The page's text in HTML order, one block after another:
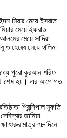
মিয়ার মেয়ে ইসরাত
মেয়ে ইফরাত
মেয়ে সাদিয়া
মেয়ে হালিমা
মধ্যে পুরো কুরআন শরিফ
শেষ হয়। এর আগে গত
প্রিন্সিপাল মুফতি
জামিয়া
শুরুর মাত্র ৭৮ দিনে